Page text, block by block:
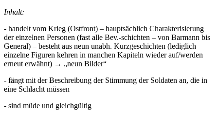
Inhalt:
- handelt vom Krieg (Ostfront) – hauptsächlich Charakterisierung
der einzelnen Personen (fast alle Bev.-schichten – von Barmann bis
General) – besteht aus neun unabh. Kurzgeschichten (lediglich
einzelne Figuren kehren in manchen Kapiteln wieder auf/werden
erneut erwähnt) → „neun Bilder“
- fängt mit der Beschreibung der Stimmung der Soldaten an, die in
eine Schlacht müssen
- sind müde und gleichgültig